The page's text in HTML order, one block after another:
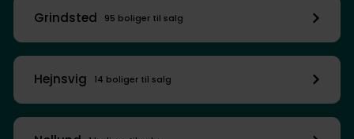
Grindsted 95 boliger til salg
Hejnsvig 14 boliger til salg